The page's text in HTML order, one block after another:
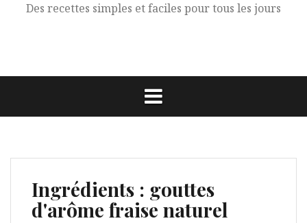
Des recettes simples et faciles pour tous les jours
Ingrédients : gouttes
d'arôme fraise naturel